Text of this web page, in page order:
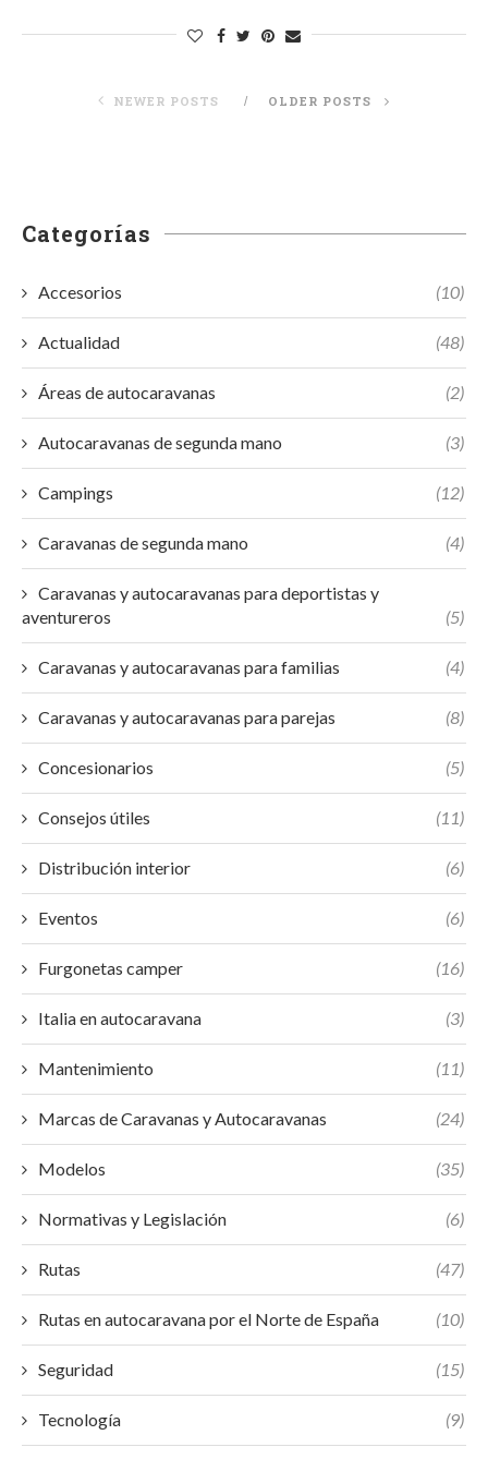
NEWER POSTS OLDER POSTS
Categorías
Accesorios (10)
Actualidad (48)
Áreas de autocaravanas (2)
Autocaravanas de segunda mano (3)
Campings (12)
Caravanas de segunda mano (4)
Caravanas y autocaravanas para deportistas y
aventureros
(5)
Caravanas y autocaravanas para familias (4)
Caravanas y autocaravanas para parejas (8)
Concesionarios (5)
Consejos útiles (11)
Distribución interior (6)
Eventos (6)
Furgonetas camper (16)
Italia en autocaravana (3)
Mantenimiento (11)
Marcas de Caravanas y Autocaravanas (24)
Modelos (35)
Normativas y Legislación (6)
Rutas (47)
Rutas en autocaravana por el Norte de España (10)
Seguridad (15)
Tecnología (9)